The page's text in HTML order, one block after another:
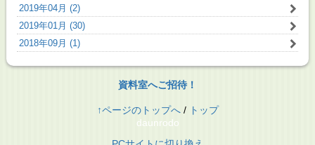
2019年04月 (2)
2019年01月 (30)
2018年09月 (1)
資料室へご招待！
↑ページのトップへ/ トップ
daunrodo